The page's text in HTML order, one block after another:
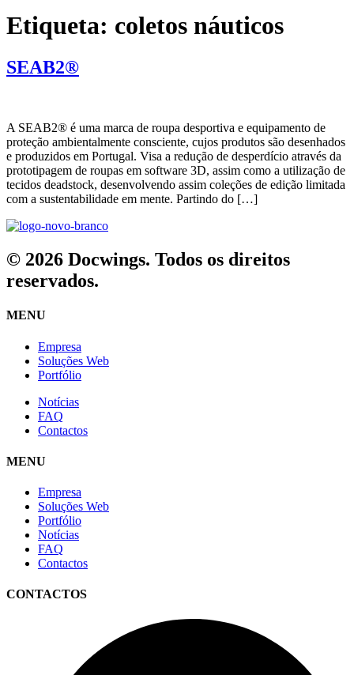
Etiqueta: coletos náuticos
SEAB2®
A SEAB2® é uma marca de roupa desportiva e equipamento de
proteção ambientalmente consciente, cujos produtos são desenhados
e produzidos em Portugal. Visa a redução de desperdício através da
prototipagem de roupas em software 3D, assim como a utilização de
tecidos deadstock, desenvolvendo assim coleções de edição limitada
com a sustentabilidade em mente. Partindo do […]
© 2026 Docwings. Todos os direitos
reservados.
MENU
Empresa
Soluções Web
Portfólio
Notícias
FAQ
Contactos
MENU
Empresa
Soluções Web
Portfólio
Notícias
FAQ
Contactos
CONTACTOS